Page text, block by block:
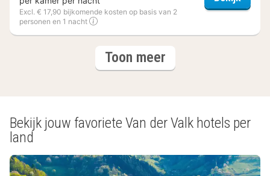
Excl. € 17,90 bijkomende kosten op basis van 2
personen en 1 nacht
Toon meerhotels
Bekijk jouw favoriete Van der Valk hotels per
land